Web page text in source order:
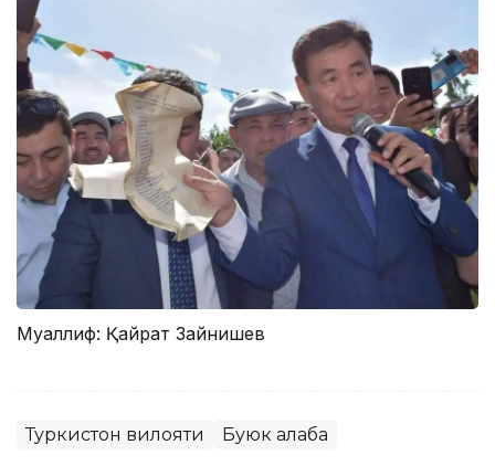
Муаллиф: Қайрат Зайнишев
Туркистон вилояти Буюк Ғалаба